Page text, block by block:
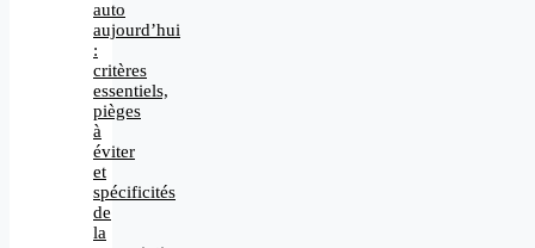
auto
aujourd’hui
:
critères
essentiels,
pièges
à
éviter
et
spécificités
de
la